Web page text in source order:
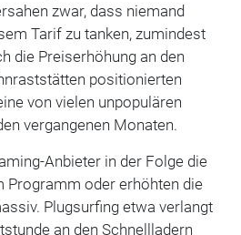
zwar, dass niemand
Tarif zu tanken, zumindest
die Preiserhöhung an den
positionierten
von vielen unpopulären
vergangenen Monaten.
Anbieter in der Folge die
Programm oder erhöhten die
Plugsurfing etwa verlangt
an den Schnellladern